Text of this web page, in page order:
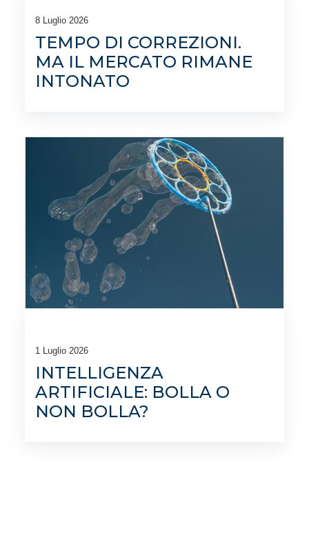
8 Luglio 2026
TEMPO DI CORREZIONI.
MA IL MERCATO RIMANE
INTONATO
1 Luglio 2026
INTELLIGENZA
ARTIFICIALE: BOLLA O
NON BOLLA?